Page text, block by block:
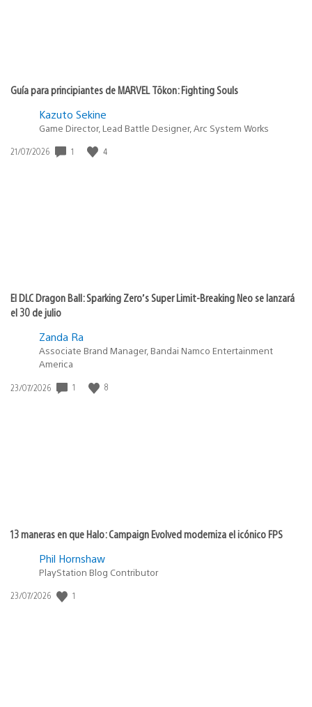
Guía para principiantes de MARVEL Tōkon: Fighting Souls
Kazuto Sekine
Game Director, Lead Battle Designer, Arc System Works
Fecha
21/07/2026 1 4
El DLC Dragon Ball: Sparking Zero’s Super Limit-Breaking Neo se lanzará
el 30 de julio
Zanda Ra
Associate Brand Manager, Bandai Namco Entertainment
America
Fecha
23/07/2026 1 8
13 maneras en que Halo: Campaign Evolved moderniza el icónico FPS
Phil Hornshaw
PlayStation Blog Contributor
Fecha
23/07/2026 1